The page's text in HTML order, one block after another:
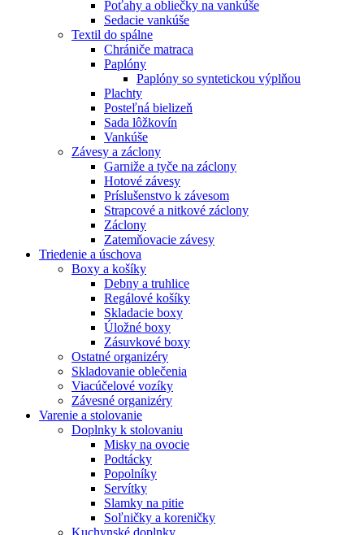
Poťahy a obliečky na vankúše
Sedacie vankúše
Textil do spálne
Chrániče matraca
Paplóny
Paplóny so syntetickou výplňou
Plachty
Posteľná bielizeň
Sada lôžkovín
Vankúše
Závesy a záclony
Garniže a tyče na záclony
Hotové závesy
Príslušenstvo k závesom
Strapcové a nitkové záclony
Záclony
Zatemňovacie závesy
Triedenie a úschova
Boxy a košíky
Debny a truhlice
Regálové košíky
Skladacie boxy
Úložné boxy
Zásuvkové boxy
Ostatné organizéry
Skladovanie oblečenia
Viacúčelové vozíky
Závesné organizéry
Varenie a stolovanie
Doplnky k stolovaniu
Misky na ovocie
Podtácky
Popolníky
Servítky
Slamky na pitie
Soľničky a koreničky
Kuchynské doplnky